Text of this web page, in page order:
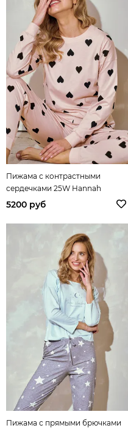
Пижама с контрастными
сердечками 25W Hannah
5200 руб
Пижама с прямыми брючками